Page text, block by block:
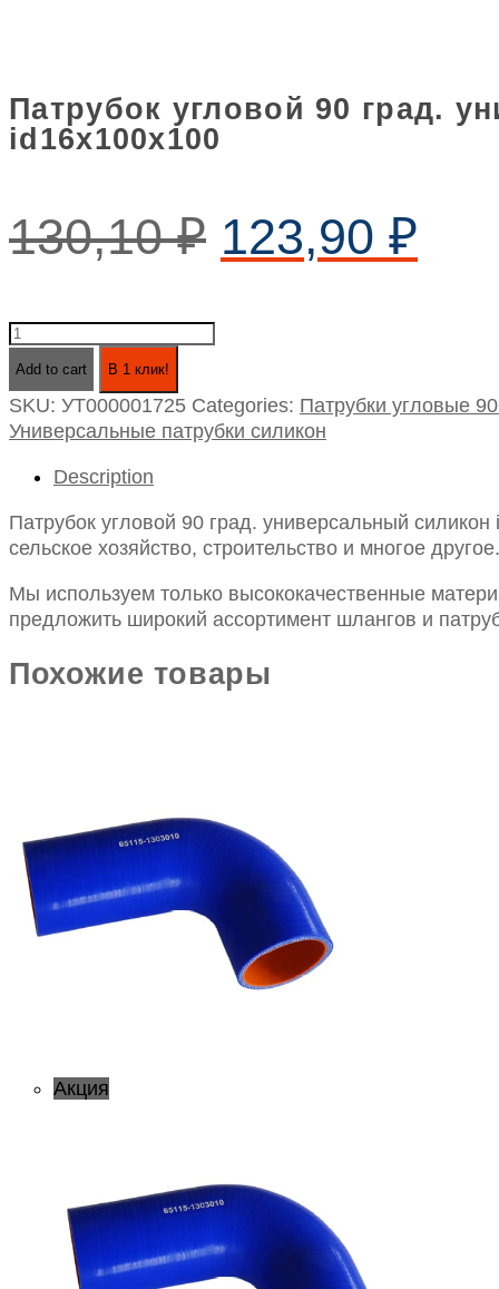
Патрубок угловой 90 град.
id16х100х100
130,10₽ 123,90 ₽
Патрубок
град.
универсальный
id16х100х100
quantity
Add to cart В 1 клик!
SKU: УТ000001725 Categories: Патрубки угловые
Универсальные патрубки силикон
Description
Патрубок угловой 90 град. универсальный
сельское хозяйство, строительство и многое
Мы используем только высококачественные
предложить широкий ассортимент шлангов и
Похожие товары
Акция